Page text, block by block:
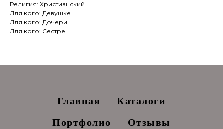
Религия: Христианский
Для кого: Девушке
Для кого: Дочери
Для кого: Сестре
Главная
Каталоги
Портфолио
Отзывы